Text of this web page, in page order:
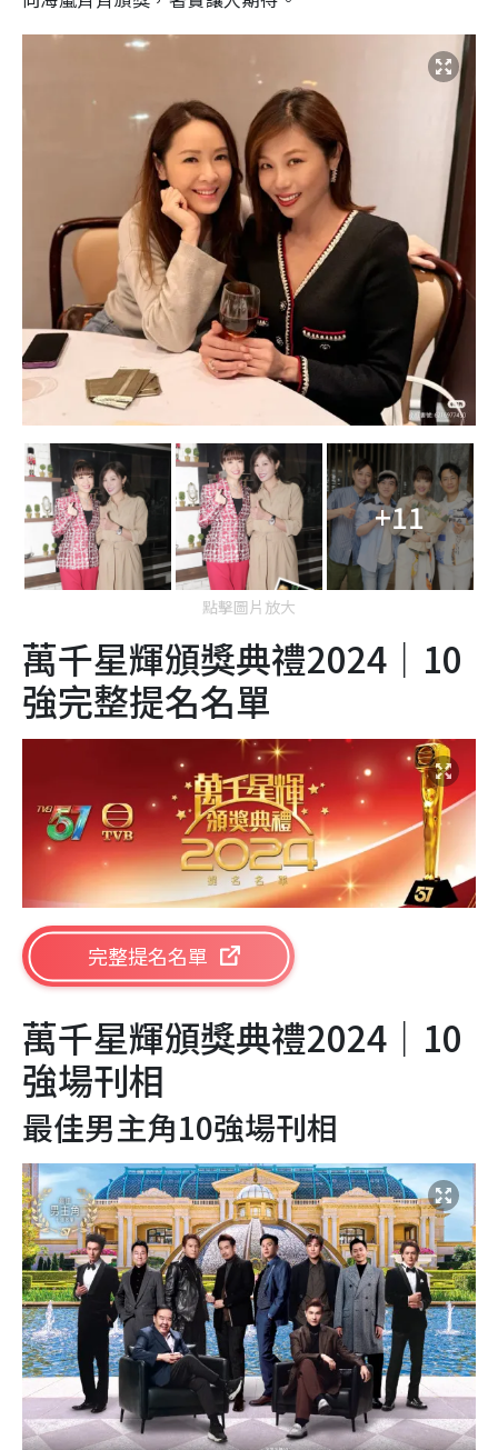
+11
點擊圖片放大
萬千星輝頒獎典禮2024｜10
強完整提名名單
完整提名名單
萬千星輝頒獎典禮2024｜10
強場刊相
最佳男主角10強場刊相